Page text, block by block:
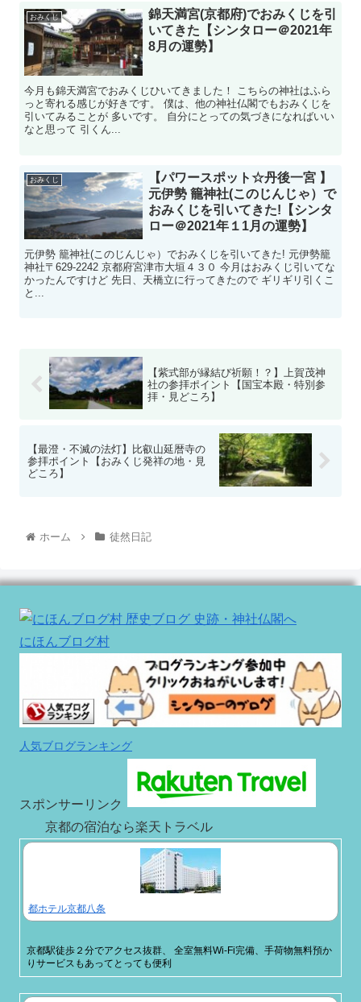
おみくじ
錦天満宮(京都府)でおみくじを引
いてきた【シンタロー＠2021年
8月の運勢】
今月も錦天満宮でおみくじひいてきました！ こちらの神社はふら
っと寄れる感じが好きです。 僕は、他の神社仏閣でもおみくじを
引いてみることが 多いです。 自分にとっての気づきになればいい
なと思って 引くん...
おみくじ
【パワースポット☆丹後一宮 】
元伊勢 籠神社(このじんじゃ）で
おみくじを引いてきた!【シンタ
ロー＠2021年１1月の運勢】
元伊勢 籠神社(このじんじゃ）でおみくじを引いてきた! 元伊勢籠
神社〒629-2242 京都府宮津市大垣４３０ 今月はおみくじ引いてな
かったんですけど 先日、天橋立に行ってきたので ギリギリ引くこ
と...
【紫式部が縁結び祈願！？】上賀茂神
社の参拝ポイント【国宝本殿・特別参
拝・見どころ】
【最澄・不滅の法灯】比叡山延暦寺の
参拝ポイント【おみくじ発祥の地・見
どころ】
ホーム 徒然日記
にほんブログ村
人気ブログランキング
スポンサーリンク
京都の宿泊なら楽天トラベル
都ホテル京都八条
京都駅徒歩２分でアクセス抜群、 全室無料Wi-Fi完備、手荷物無料預か
りサービスもあってとっても便利